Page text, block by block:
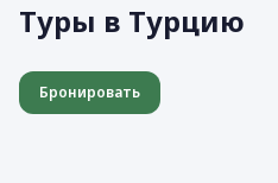
Туры в Турцию
Бронировать